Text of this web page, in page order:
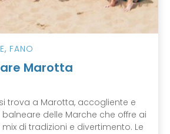
, FANO
Marotta
si trova a Marotta, accogliente e
delle Marche che offre ai
di tradizioni e divertimento. Le